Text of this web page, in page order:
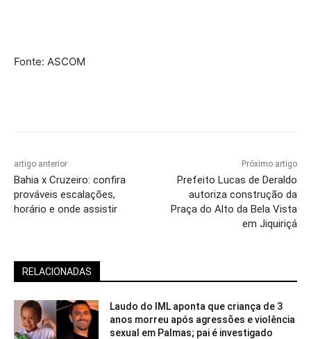
Fonte: ASCOM
artigo anterior
Bahia x Cruzeiro: confira
prováveis escalações,
horário e onde assistir
Próximo artigo
Prefeito Lucas de Deraldo
autoriza construção da
Praça do Alto da Bela Vista
em Jiquiriçá
RELACIONADAS
Laudo do IML aponta que criança de 3
anos morreu após agressões e violência
sexual em Palmas; pai é investigado